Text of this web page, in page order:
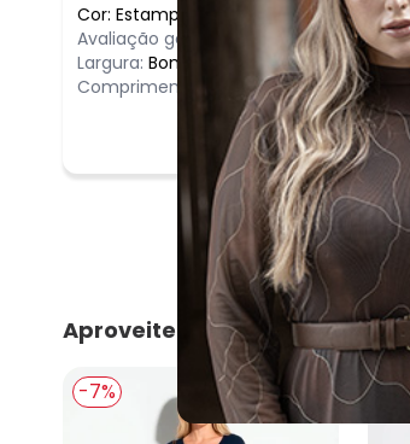
Cor: Estampado
Avaliação geral do produto: Ótimo
Largura: Bom
Comprimento:
Aproveite e compre junto
-7% -